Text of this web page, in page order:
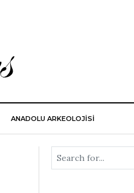
ANADOLU ARKEOLOJİSİ